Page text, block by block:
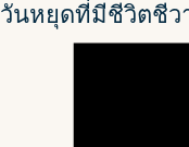
วันหยุดที่มีชีวิตชีว